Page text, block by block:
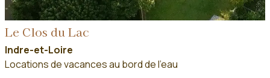
Le Clos du Lac
Indre-et-Loire
Locations de vacances au bord de l'eau